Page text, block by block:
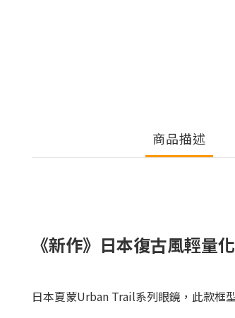
商品描述
《新作》日本復古風輕量
日本夏蒙Urban Trail系列眼鏡，此款框